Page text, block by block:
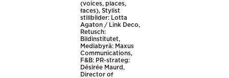
(voices, places,
faces), Stylist
stillbilder: Lotta
Agaton / Link Deco,
Retusch:
Bildinstitutet,
Mediabyrå: Maxus
Communications,
F&B: PR-strateg:
Désirée Maurd,
Director of